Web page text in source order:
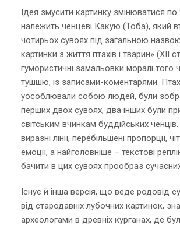
Ідея змусити картинку змінюватися по
належить ченцеві Какую (Тоба), який
чотирьох сувоях під загальною
картинки з життя птахів і тварин» (XII
гумористичні замальовки моралі того
тушшю, із записами-коментарями.
уособлювали собою людей, були
перших двох сувоях, два інших були
світським вчинкам буддійських
виразні лінії, перебільшені пропорції,
емоції, а найголовніше – текстові
бачити в цих сувоях прообраз
Існує й інша версія, що веде родовід
від стародавніх лубочних картинок,
археологами в древніх курганах, де